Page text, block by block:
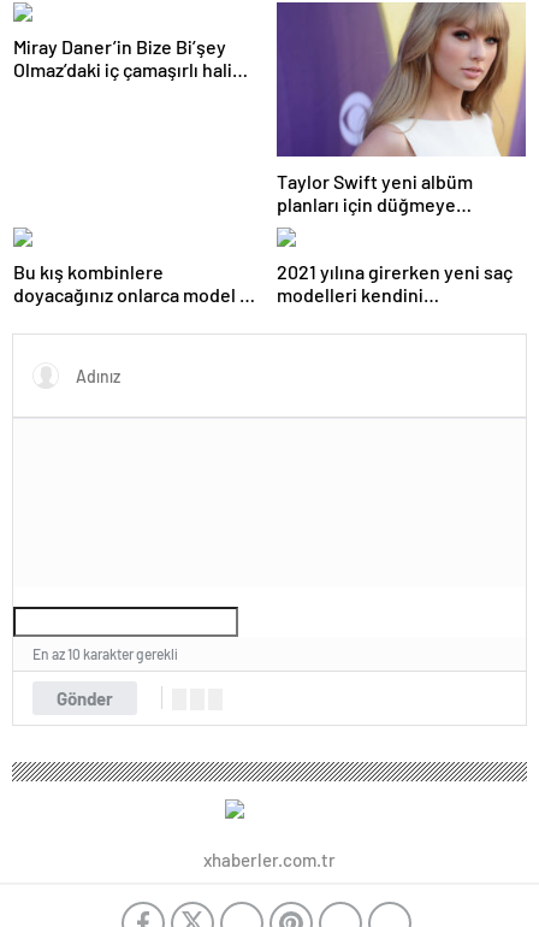
Miray Daner’in Bize Bi’şey
Olmaz’daki iç çamaşırlı hali
Taylor Swift yeni albüm
planları için düğmeye
bastığını sosyal medyadan
duyurdu!
Bu kış kombinlere
doyacağınız onlarca model ve
2021 yılına girerken yeni saç
modelleri kendini
Gönder
En az 10 karakter gerekli
xhaberler.com.tr